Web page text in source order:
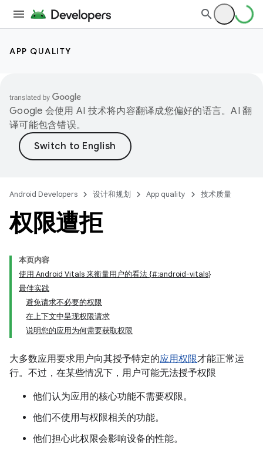
APP QUALITY
Google 会使用 AI 技术将内容翻译成您偏好的语言。AI 翻
译可能包含错误。
Android Developers 设计和规划 App quality 技术质量
权限遭拒
本页内容
使用 Android Vitals 来衡量用户的看法 {#:android-vitals}
最佳实践
避免请求不必要的权限
在上下文中呈现权限请求
说明您的应用为何需要获取权限
大多数应用要求用户向其授予特定的应用权限才能正常运
行。不过，在某些情况下，用户可能无法授予权限
他们认为应用的核心功能不需要权限。
他们不使用与权限相关的功能。
他们担心此权限会影响设备的性能。